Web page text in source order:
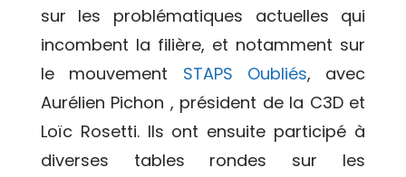
sur les problématiques actuelles qui
incombent la filière, et notamment sur
le mouvement STAPS Oubliés, avec
Aurélien Pichon , président de la C3D et
Loïc Rosetti. Ils ont ensuite participé à
diverses tables rondes sur les